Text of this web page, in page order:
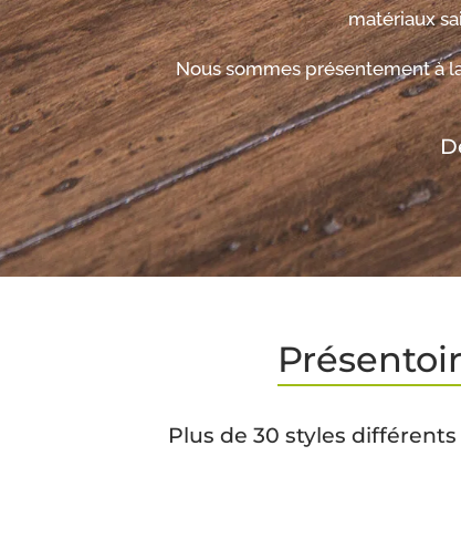
matériaux
Nous sommes présentement à
Plus de 30 styles